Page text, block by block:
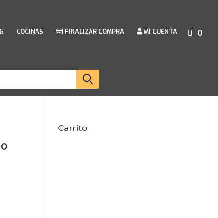
COCINAS FINALIZAR COMPRA MI CUENTA 0
Carrito